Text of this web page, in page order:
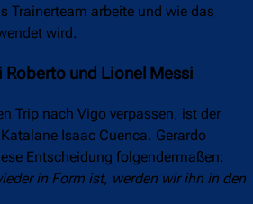
Trainerteam arbeite und wie das
wird.
Roberto und Lionel Messi
Trip nach Vigo verpassen, ist der
Isaac Cuenca. Gerardo
Entscheidung folgendermaßen:
in Form ist, werden wir ihn in den